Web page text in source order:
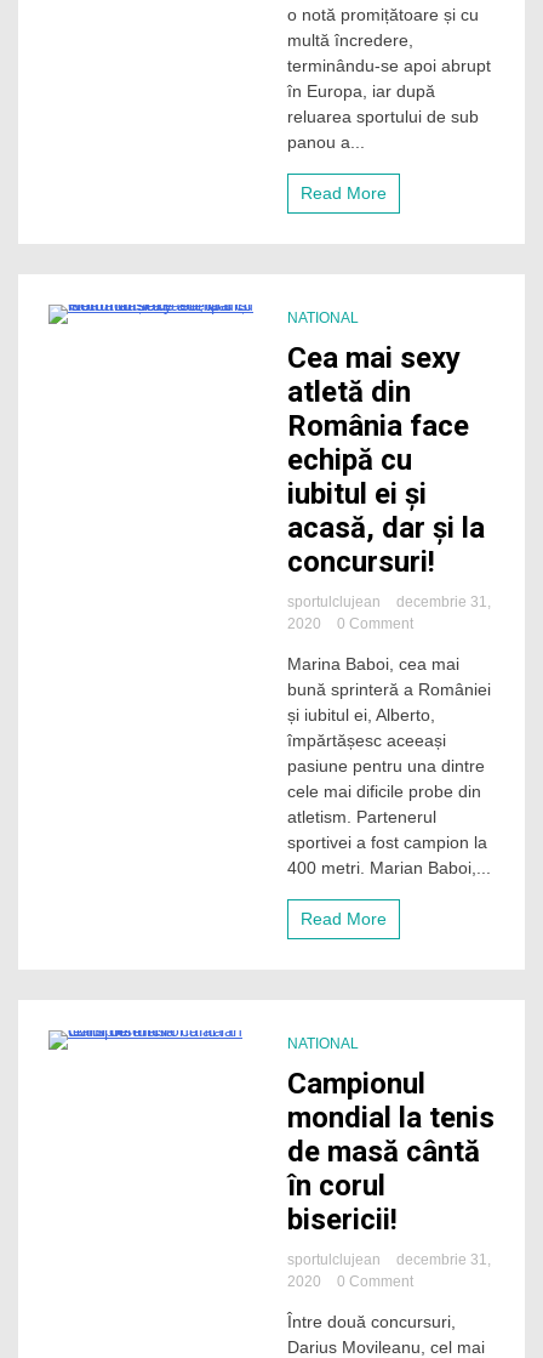
din
2020
pentru
U-
Banca
o notă promițătoare și cu
multă încredere,
terminându-se apoi abrupt
în Europa, iar după
reluarea sportului de sub
panou a...
Read More
NATIONAL
Cea mai sexy
atletă din
România face
echipă cu
iubitul ei și
acasă, dar și la
concursuri!
sportulclujean
decembrie 31,
2020
0 Commenton
mai
sexy
atletă
România
face
echipă
cu
iubitul
ei
Marina Baboi, cea mai
bună sprinteră a României
și iubitul ei, Alberto,
împărtășesc aceeași
pasiune pentru una dintre
cele mai dificile probe din
atletism. Partenerul
sportivei a fost campion la
400 metri. Marian Baboi,...
Read More
NATIONAL
Campionul
mondial la tenis
de masă cântă
în corul
bisericii!
sportulclujean
decembrie 31,
2020
0 Commenton
mondial
la
Între două concursuri,
Darius Movileanu, cel mai